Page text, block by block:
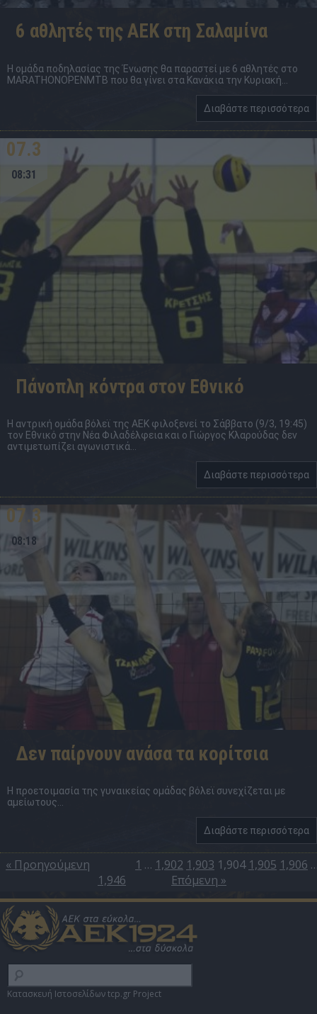
6 αθλητές της ΑΕΚ στη Σαλαμίνα
Η ομάδα ποδηλασίας της Ένωσης θα παραστεί με 6 αθλητές στο
MARATHONOPENMTB που θα γίνει στα Κανάκια την Κυριακή...
Διαβάστε περισσότερα
07.3
08:31
Πάνοπλη κόντρα στον Εθνικό
Η αντρική ομάδα βόλεϊ της ΑΕΚ φιλοξενεί το Σάββατο (9/3, 19:45)
τον Εθνικό στην Νέα Φιλαδέλφεια και ο Γιώργος Κλαρούδας δεν
αντιμετωπίζει αγωνιστικά...
Διαβάστε περισσότερα
07.3
08:18
Δεν παίρνουν ανάσα τα κορίτσια
Η προετοιμασία της γυναικείας ομάδας βόλεϊ συνεχίζεται με
αμείωτους...
Διαβάστε περισσότερα
« Προηγούμενη 1 … 1,902 1,903 1,904 1,905 1,906
1,946
Επόμενη »
Κατασκευή Ιστοσελίδων tcp.gr Project